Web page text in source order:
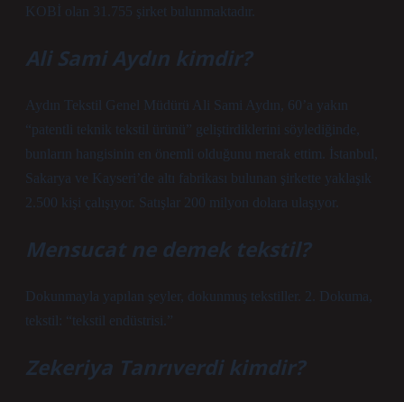
KOBİ olan 31.755 şirket bulunmaktadır.
Ali Sami Aydın kimdir?
Aydın Tekstil Genel Müdürü Ali Sami Aydın, 60’a yakın
“patentli teknik tekstil ürünü” geliştirdiklerini söylediğinde,
bunların hangisinin en önemli olduğunu merak ettim. İstanbul,
Sakarya ve Kayseri’de altı fabrikası bulunan şirkette yaklaşık
2.500 kişi çalışıyor. Satışlar 200 milyon dolara ulaşıyor.
Mensucat ne demek tekstil?
Dokunmayla yapılan şeyler, dokunmuş tekstiller. 2. Dokuma,
tekstil: “tekstil endüstrisi.”
Zekeriya Tanrıverdi kimdir?